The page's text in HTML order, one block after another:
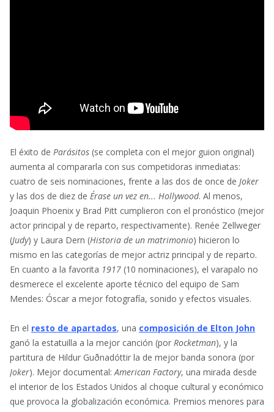
El éxito de Parásitos (se completa con el mejor guion original)
aumenta al compararla con sus competidoras inmediatas:
cuatro de seis nominaciones, frente a las dos de once de Joker
y las dos de diez de Érase un vez en... Hollywood. Al menos,
Joaquin Phoenix y Brad Pitt cumplieron con el pronóstico (mejor
actor principal y de reparto, respectivamente). Renée Zellweger
(Judy) y Laura Dern (Historia de un matrimonio) hicieron lo
mismo en las categorías de mejor actriz principal y de reparto.
En cuanto a la favorita 1917 (10 nominaciones), el varapalo no
desmerece el excelente aporte técnico del equipo de Sam
Mendes: Óscar a mejor fotografía, sonido y efectos visuales.
En el resto de apartados, una composición de Elton John
ganó la estatuilla a la mejor canción (por Rocketman), y la
partitura de Hildur Guðnadóttir la de mejor banda sonora (por
Joker). Mejor documental:American Factory, una mirada desde
el interior de los Estados Unidos al choque cultural y económico
que provoca la globalización económica. Premios menores para